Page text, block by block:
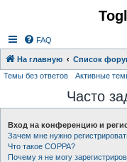
FAQ
На главную Список
Темы без ответов Активные
Часто
Вход на конференцию и
Зачем мне нужно
Что такое COPPA?
Почему я не могу